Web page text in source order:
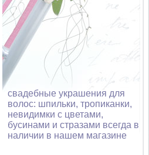
свадебные украшения для
волос: шпильки, тропиканки,
невидимки с цветами,
бусинами и стразами всегда в
наличии в нашем магазине